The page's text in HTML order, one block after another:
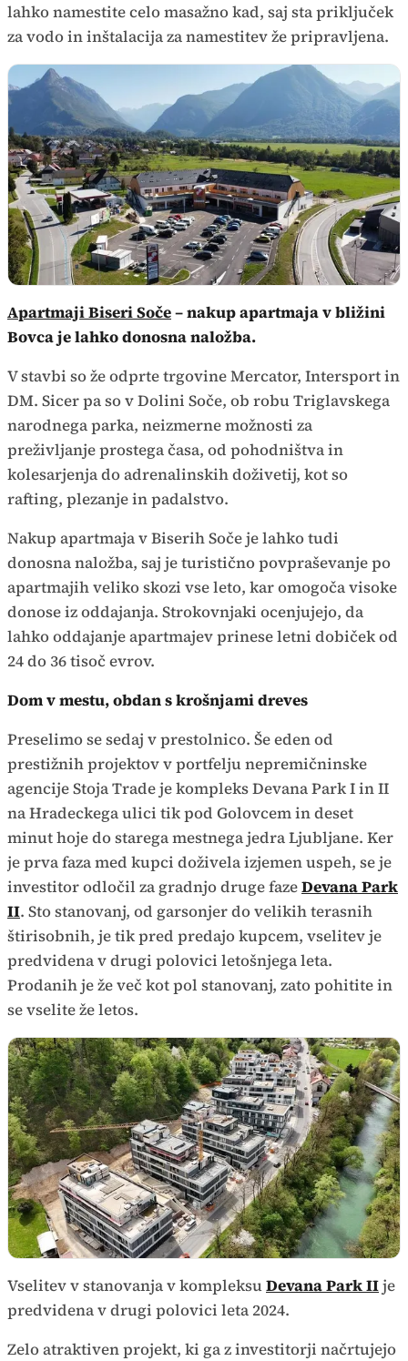
lahko namestite celo masažno kad, saj sta priključek
za vodo in inštalacija za namestitev že pripravljena.
Apartmaji Biseri Soče– nakup apartmaja v bližini
Bovca je lahko donosna naložba.
V stavbi so že odprte trgovine Mercator, Intersport in
DM. Sicer pa so v Dolini Soče, ob robu Triglavskega
narodnega parka, neizmerne možnosti za
preživljanje prostega časa, od pohodništva in
kolesarjenja do adrenalinskih doživetij, kot so
rafting, plezanje in padalstvo.
Nakup apartmaja v Biserih Soče je lahko tudi
donosna naložba, saj je turistično povpraševanje po
apartmajih veliko skozi vse leto, kar omogoča visoke
donose iz oddajanja. Strokovnjaki ocenjujejo, da
lahko oddajanje apartmajev prinese letni dobiček od
24 do 36 tisoč evrov.
Dom v mestu, obdan s krošnjami dreves
Preselimo se sedaj v prestolnico. Še eden od
prestižnih projektov v portfelju nepremičninske
agencije Stoja Trade je kompleks Devana Park I in II
na Hradeckega ulici tik pod Golovcem in deset
minut hoje do starega mestnega jedra Ljubljane. Ker
je prva faza med kupci doživela izjemen uspeh, se je
investitor odločil za gradnjo druge fazeDevana Park
II. Sto stanovanj, od garsonjer do velikih terasnih
štirisobnih, je tik pred predajo kupcem, vselitev je
predvidena v drugi polovici letošnjega leta.
Prodanih je že več kot pol stanovanj, zato pohitite in
se vselite že letos.
Vselitev v stanovanja v kompleksuDevana Park IIje
predvidena v drugi polovici leta 2024.
Zelo atraktiven projekt, ki ga z investitorji načrtujejo